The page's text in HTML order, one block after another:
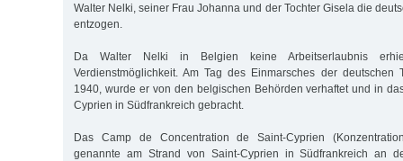
Walter Nelki, seiner Frau Johanna und der Tochter Gisela die
entzogen.
Da Walter Nelki in Belgien keine Arbeitserlaubnis
Verdienstmöglichkeit. Am Tag des Einmarsches der deutschen
1940, wurde er von den belgischen Behörden verhaftet und in
Cyprien in Südfrankreich gebracht.
Das Camp de Concentration de Saint-Cyprien
genannte am Strand von Saint-Cyprien in Südfrankreich an